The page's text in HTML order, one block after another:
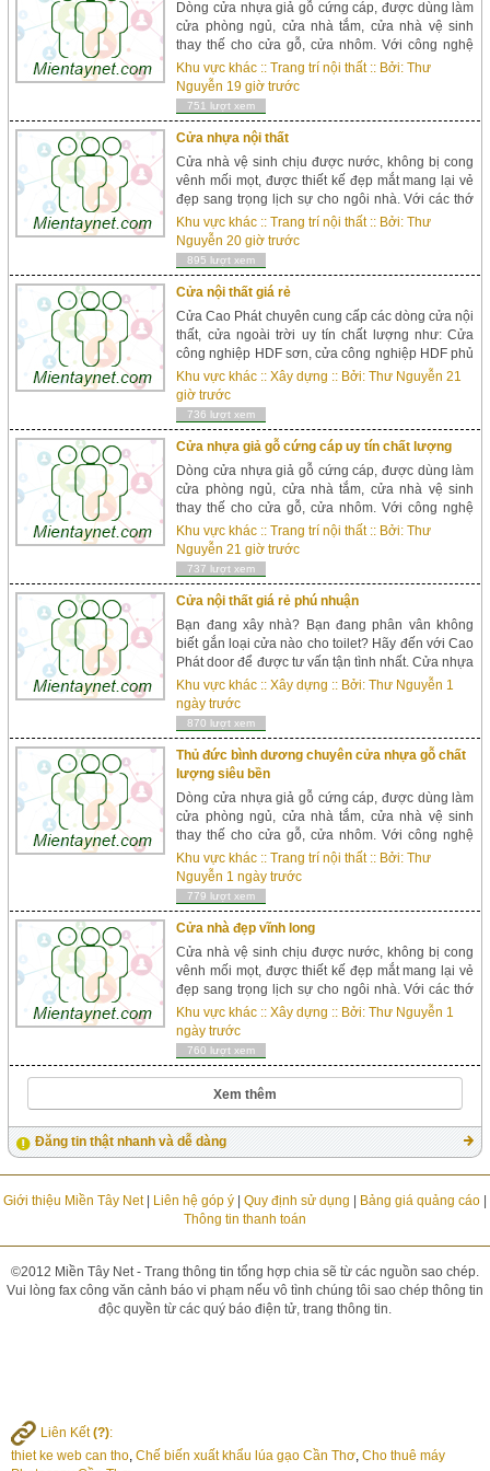
Dòng cửa nhựa giả gỗ cứng cáp, được dùng làm
cửa phòng ngủ, cửa nhà tắm, cửa nhà vệ sinh
thay thế cho cửa gỗ, cửa nhôm. Với công nghệ
hiện đại, cửa nhựa gỗ sung yu được ép với áp
suất lớn từ bột gỗ với bột nhựa. Sung yu có 3 loại:
Sungyu ...
Khu vực khác ::Trang trí nội thất:: Bởi:Thư
Nguyễn 19 giờ trước
751 lượt xem
Cửa nhựa nội thất
Cửa nhà vệ sinh chịu được nước, không bị cong
vênh mối mọt, được thiết kế đẹp mắt mang lại vẻ
đẹp sang trọng lịch sự cho ngôi nhà. Với các thớ
vân giả gỗ, cửa nhựa đài loan mang lại sự đồng
bộ cho ngôi nhà. Kích thước chuẩn cho toilet
800x2050 (k&i...
Khu vực khác ::Trang trí nội thất:: Bởi:Thư
Nguyễn 20 giờ trước
895 lượt xem
Cửa nội thất giá rẻ
Cửa Cao Phát chuyên cung cấp các dòng cửa nội
thất, cửa ngoài trời uy tín chất lượng như: Cửa
công nghiệp HDF sơn, cửa công nghiệp HDF phủ
veneer, cửa công nghiệp MDF phủ veneer, cửa
gỗ/thép chống cháy, cửa nhựa giả gỗ (Cửa đài
loan, cửa AB...
Khu vực khác ::Xây dựng :: Bởi:Thư Nguyễn 21
giờ trước
736 lượt xem
Cửa nhựa giả gỗ cứng cáp uy tín chất lượng
Dòng cửa nhựa giả gỗ cứng cáp, được dùng làm
cửa phòng ngủ, cửa nhà tắm, cửa nhà vệ sinh
thay thế cho cửa gỗ, cửa nhôm. Với công nghệ
hiện đại, cửa nhựa gỗ sung yu được ép với áp
suất lớn từ bột gỗ với bột nhựa. Sung yu có 3 loại:
Sungyu ...
Khu vực khác ::Trang trí nội thất:: Bởi:Thư
Nguyễn 21 giờ trước
737 lượt xem
Cửa nội thất giá rẻ phú nhuận
Bạn đang xây nhà? Bạn đang phân vân không
biết gắn loại cửa nào cho toilet? Hãy đến với Cao
Phát door để được tư vấn tận tình nhất. Cửa nhựa
đài loan là dòng cửa siêu bền, chịu được nước,
không bị gỉ sét mối mọt m&agra...
Khu vực khác ::Xây dựng :: Bởi:Thư Nguyễn 1
ngày trước
870 lượt xem
Thủ đức bình dương chuyên cửa nhựa gỗ chất
lượng siêu bền
Dòng cửa nhựa giả gỗ cứng cáp, được dùng làm
cửa phòng ngủ, cửa nhà tắm, cửa nhà vệ sinh
thay thế cho cửa gỗ, cửa nhôm. Với công nghệ
hiện đại, cửa nhựa gỗ sung yu được ép với áp
suất lớn từ bột gỗ với bột nhựa. Sung yu có 3 loại:
Sungyu ...
Khu vực khác ::Trang trí nội thất:: Bởi:Thư
Nguyễn 1 ngày trước
779 lượt xem
Cửa nhà đẹp vĩnh long
Cửa nhà vệ sinh chịu được nước, không bị cong
vênh mối mọt, được thiết kế đẹp mắt mang lại vẻ
đẹp sang trọng lịch sự cho ngôi nhà. Với các thớ
vân giả gỗ, cửa nhựa đài loan mang lại sự đồng
bộ cho ngôi nhà. Kích thước chuẩn cho toilet
800x2050 (k&i...
Khu vực khác ::Xây dựng :: Bởi:Thư Nguyễn 1
ngày trước
760 lượt xem
Xem thêm
Đăng tin thật nhanh và dễ dàng
Giới thiệu Miền Tây Net| Liên hệ góp ý| Quy định sử dụng Bảng giá quảng cáo|
Thông tin thanh toán
©2012 Miền Tây Net - Trang thông tin tổng hợp chia sẽ từ các nguồn sao chép.
Vui lòng fax công văn cảnh báo vi phạm nếu vô tình chúng tôi sao chép thông tin
độc quyền từ các quý báo điện tử, trang thông tin.
Liên Kết(?):
thiet ke web can tho, Chế biến xuất khẩu lúa gạo Cần Thơ, Cho thuê máy